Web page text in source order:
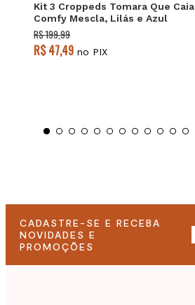
Kit 3 Croppeds Tomara Que Caia
Comfy Mescla, Lilás e Azul
Salvatore
R$ 199,99
R$ 47,49 no PIX
CADASTRE-SE E RECEBA
NOVIDADES E
PROMOÇÕES